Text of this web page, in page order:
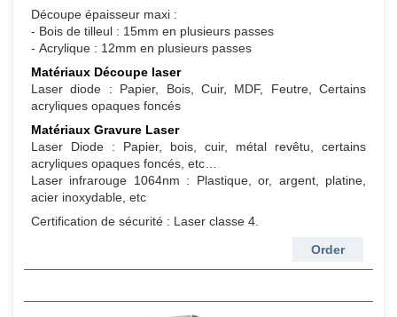
Découpe épaisseur maxi :
- Bois de tilleul : 15mm en plusieurs passes
- Acrylique : 12mm en plusieurs passes
Matériaux Découpe laser
Laser diode : Papier, Bois, Cuir, MDF, Feutre, Certains
acryliques opaques foncés
Matériaux Gravure Laser
Laser Diode : Papier, bois, cuir, métal revêtu, certains
acryliques opaques foncés, etc…
Laser infrarouge 1064nm : Plastique, or, argent, platine,
acier inoxydable, etc
Certification de sécurité : Laser classe 4.
Order